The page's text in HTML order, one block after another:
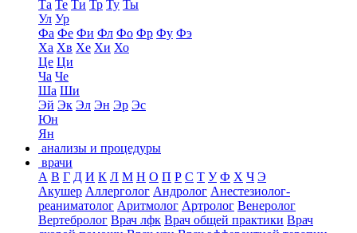
Та Те Ти Тр Ту Ты
Ул Ур
Фа Фе Фи Фл Фо Фр Фу Фэ
Ха Хв Хе Хи Хо
Це Ци
Ча Че
Ша Ши
Эй Эк Эл Эн Эр Эс
Юн
Ян
анализы и процедуры
врачи
А В Г Д И К Л М Н О П Р С Т У Ф Х Ч Э
Акушер Аллерголог Андролог Анестезиолог-
реаниматолог Аритмолог Артролог Венеролог
Вертебролог Врач лфк Врач общей практики Врач